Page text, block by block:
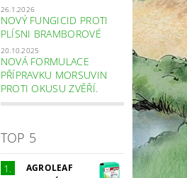
26.1.2026
NOVÝ FUNGICID PROTI
PLÍSNI BRAMBOROVÉ
20.10.2025
NOVÁ FORMULACE
PŘÍPRAVKU MORSUVIN
PROTI OKUSU ZVĚŘÍ.
TOP 5
AGROLEAF